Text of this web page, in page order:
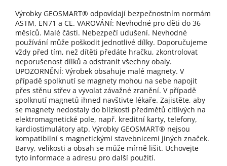
Výrobky GEOSMART® odpovídají bezpečnostním normám
ASTM, EN71 a CE. VAROVÁNÍ: Nevhodné pro děti do 36
měsíců. Malé části. Nebezpečí udušení. Nevhodné
používání může poškodit jednotlivé dílky. Doporučujeme
vždy před tím, než dítěti předáte hračku, zkontrolovat
neporušenost dílků a odstranit všechny obaly.
UPOZORNĚNÍ: Výrobek obsahuje malé magnety. V
případě spolknutí se magnety mohou na sebe napojit
přes stěnu střev a vyvolat závažné zranění. V případě
spolknutí magnetů ihned navštivte lékaře. Zajistěte, aby
se magnety nedostaly do blízkosti předmětů citlivých na
elektromagnetické pole, např. kreditní karty, telefony,
kardiostimulátory atp. Výrobky GEOSMART® nejsou
kompatibilní s magnetickými stavebnicemi jiných značek.
Barvy, velikosti a obsah se může mírně lišit. Uchovejte
tyto informace a adresu pro další použití.